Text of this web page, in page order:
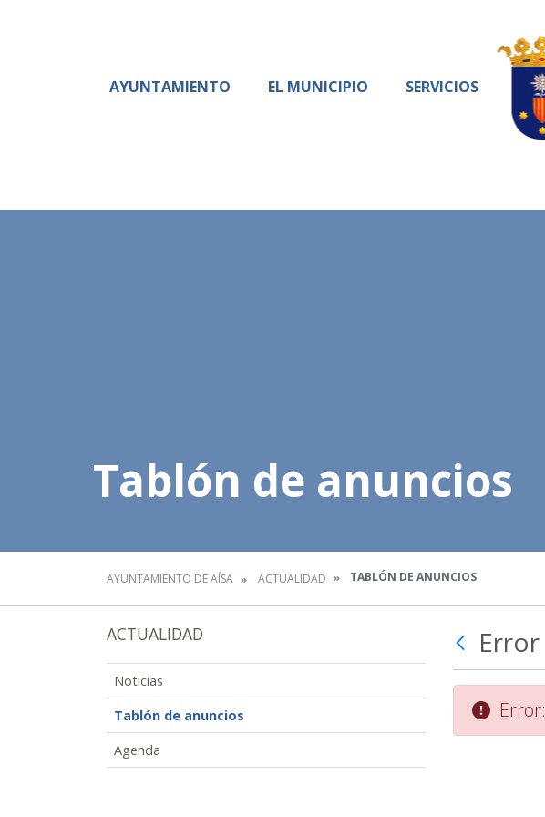
AYUNTAMIENTO EL MUNICIPIO SERVICIOS
Tablón de anuncios
AYUNTAMIENTO DE AÍSA ACTUALIDAD TABLÓN DE ANUNCIOS
ACTUALIDAD
Noticias
Tablón de anuncios
Agenda
Error
Error: